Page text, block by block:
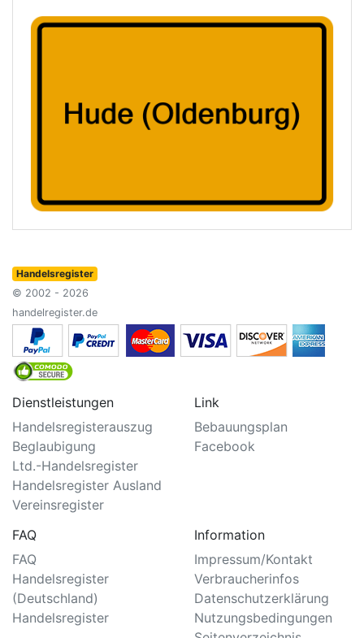
Handelsregister
© 2002 - 2026
handelregister.de
Dienstleistungen
Handelsregisterauszug
Beglaubigung
Ltd.-Handelsregister
Handelsregister Ausland
Vereinsregister
Link
Bebauungsplan
Facebook
FAQ
FAQ
Handelsregister
(Deutschland)
Handelsregister
Information
Impressum/Kontakt
Verbraucherinfos
Datenschutzerklärung
Nutzungsbedingungen